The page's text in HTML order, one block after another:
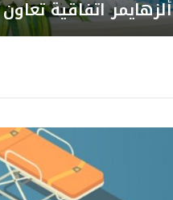
في حفل أُسدال بـ